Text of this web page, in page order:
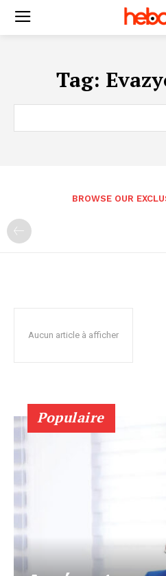
Tag:
BROWSE OUR
Aucun article à afficher
Populaire